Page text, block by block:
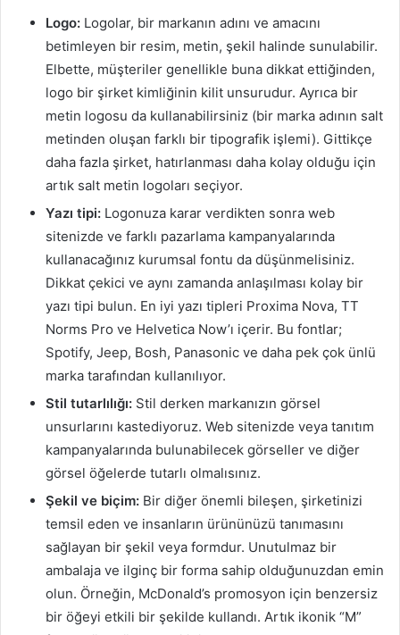
Logo: Logolar, bir markanın adını ve amacını
betimleyen bir resim, metin, şekil halinde sunulabilir.
Elbette, müşteriler genellikle buna dikkat ettiğinden,
logo bir şirket kimliğinin kilit unsurudur. Ayrıca bir
metin logosu da kullanabilirsiniz (bir marka adının salt
metinden oluşan farklı bir tipografik işlemi). Gittikçe
daha fazla şirket, hatırlanması daha kolay olduğu için
artık salt metin logoları seçiyor.
Yazı tipi: Logonuza karar verdikten sonra web
sitenizde ve farklı pazarlama kampanyalarında
kullanacağınız kurumsal fontu da düşünmelisiniz.
Dikkat çekici ve aynı zamanda anlaşılması kolay bir
yazı tipi bulun. En iyi yazı tipleri Proxima Nova, TT
Norms Pro ve Helvetica Now’ı içerir. Bu fontlar;
Spotify, Jeep, Bosh, Panasonic ve daha pek çok ünlü
marka tarafından kullanılıyor.
Stil tutarlılığı: Stil derken markanızın görsel
unsurlarını kastediyoruz. Web sitenizde veya tanıtım
kampanyalarında bulunabilecek görseller ve diğer
görsel öğelerde tutarlı olmalısınız.
Şekil ve biçim: Bir diğer önemli bileşen, şirketinizi
temsil eden ve insanların ürününüzü tanımasını
sağlayan bir şekil veya formdur. Unutulmaz bir
ambalaja ve ilginç bir forma sahip olduğunuzdan emin
olun. Örneğin, McDonald’s promosyon için benzersiz
bir öğeyi etkili bir şekilde kullandı. Artık ikonik “M”